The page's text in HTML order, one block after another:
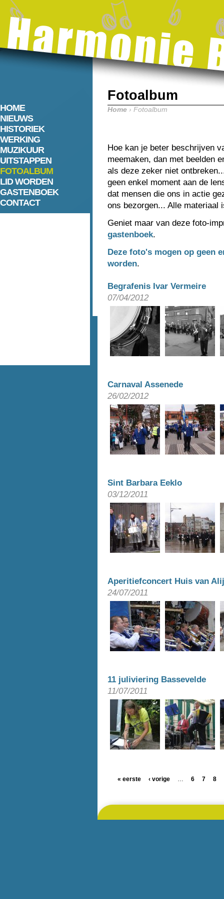
HOME
NIEUWS
HISTORIEK
WERKING
MUZIKUUR
UITSTAPPEN
FOTOALBUM
LID WORDEN
GASTENBOEK
CONTACT
Fotoalbum
Home › Fotoalbum
Hoe kan je beter beschrijven
meemaken, dan met beelden
als deze zeker niet
geen enkel moment aan de
dat mensen die ons in actie
ons bezorgen... Alle materiaal
Geniet maar van deze foto-
gastenboek.
Deze foto's mogen op geen
worden.
Begrafenis Ivar Vermeire
07/04/2012
Carnaval Assenede
26/02/2012
Sint Barbara Eeklo
03/12/2011
Aperitiefconcert Huis van
24/07/2011
11 juliviering Bassevelde
11/07/2011
« eerste ‹ vorige … 6 7 8